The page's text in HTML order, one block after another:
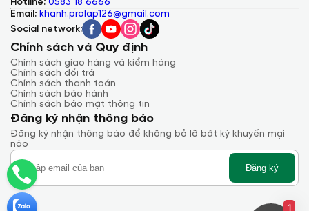
Hotline: 0583 18 6666
Email: khanh.prolap126@gmail.com
Social network:
Chính sách và Quy định
Chính sách giao hàng và kiểm hàng
Chính sách đổi trả
Chính sách thanh toán
Chính sách bảo hành
Chính sách bảo mật thông tin
Đăng ký nhận thông báo
Đăng ký nhận thông báo để không bỏ lỡ bất kỳ khuyến mại
nào
Đăng ký
1